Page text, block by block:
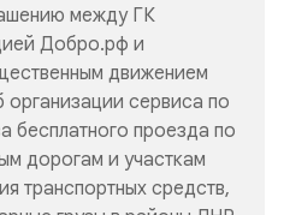
между ГК
Добро.рф и
движением
сервиса по
бесплатного проезда по
дорогам и участкам
транспортных средств,